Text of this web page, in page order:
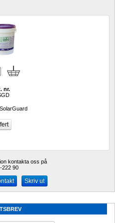
nr.
kontakta oss på
222 90
Skriv ut